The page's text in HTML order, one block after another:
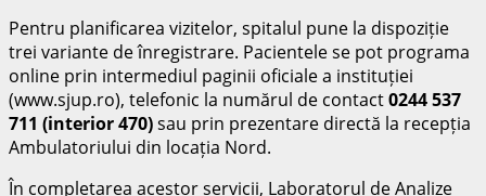
Pentru planificarea vizitelor, spitalul pune la dispoziție
trei variante de înregistrare. Pacientele se pot programa
online prin intermediul paginii oficiale a instituției
(www.sjup.ro), telefonic la numărul de contact0244 537
711 (interior 470)sau prin prezentare directă la recepția
Ambulatoriului din locația Nord.
În completarea acestor servicii, Laboratorul de Analize